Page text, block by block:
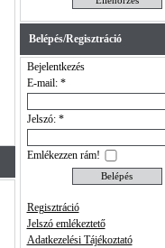
Belépés/Regisztráció
Bejelentkezés
E-mail: *
Jelszó: *
Emlékezzen rám!
Regisztráció
Jelszó emlékeztető
Adatkezelési Tájékoztató